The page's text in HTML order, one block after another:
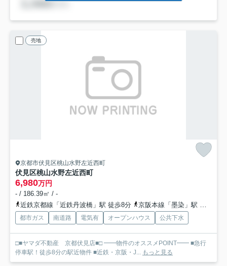
売地
京都市伏見区桃山水野左近西町
伏見区桃山水野左近西町
6,980万円
- / 186.39㎡ / -
近鉄京都線「近鉄丹波橋」駅 徒歩8分
京阪本線「墨染」駅 徒歩12分
都市ガス 南道路 電気有 オープンハウス 公共下水
□■ヤマダ不動産 京都伏見店■□ ━━物件のオススメPOINT━━ ■急行
停車駅！徒歩8分の駅近物件 ■近鉄・京阪・J... もっと見る